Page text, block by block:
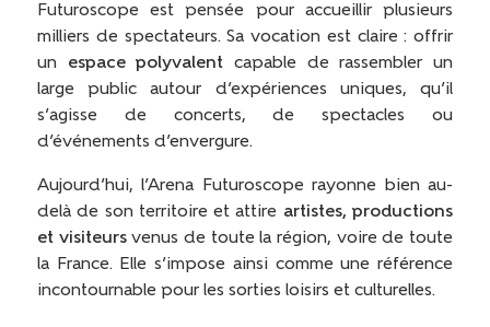
Futuroscope est pensée pour accueillir plusieurs
milliers de spectateurs. Sa vocation est claire : offrir
un espace polyvalent capable de rassembler un
large public autour d’expériences uniques, qu’il
s’agisse de concerts, de spectacles ou
d’événements d’envergure.
Aujourd’hui, l’Arena Futuroscope rayonne bien au-
delà de son territoire et attire artistes, productions
et visiteursvenus de toute la région, voire de toute
la France. Elle s’impose ainsi comme une référence
incontournable pour les sorties loisirs et culturelles.